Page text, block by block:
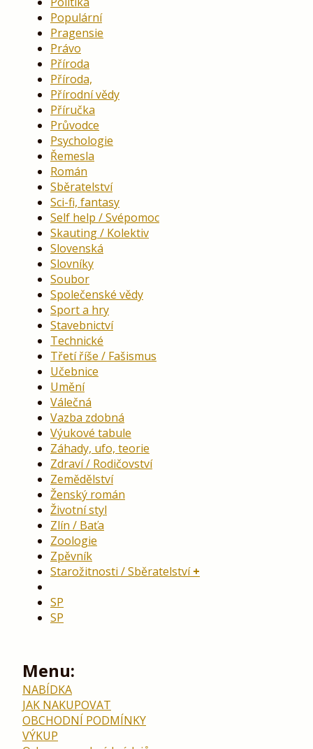
Populární
Pragensie
Právo
Příroda
Příroda,
Přírodní vědy
Příručka
Průvodce
Psychologie
Řemesla
Román
Sběratelství
Sci-fi, fantasy
Self help / Svépomoc
Skauting / Kolektiv
Slovenská
Slovníky
Soubor
Společenské vědy
Sport a hry
Stavebnictví
Technické
Třetí říše / Fašismus
Učebnice
Umění
Válečná
Vazba zdobná
Výukové tabule
Záhady, ufo, teorie
Zdraví / Rodičovství
Zemědělství
Ženský román
Životní styl
Zlín / Baťa
Zoologie
Zpěvník
Starožitnosti / Sběratelství
SP
SP
Menu:
NABÍDKA
JAK NAKUPOVAT
OBCHODNÍ PODMÍNKY
VÝKUP